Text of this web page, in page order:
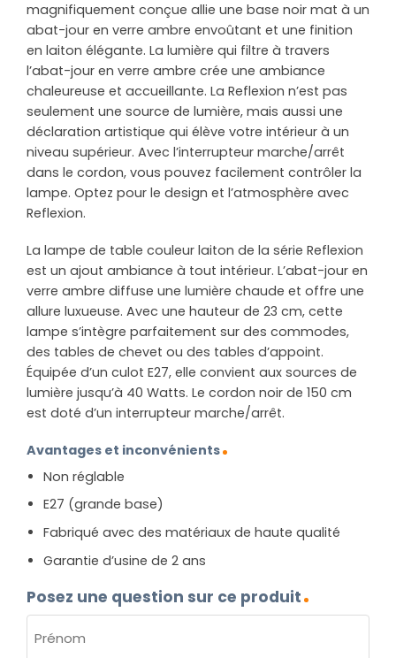
magnifiquement conçue allie une base noir mat à un
abat-jour en verre ambre envoûtant et une finition
en laiton élégante. La lumière qui filtre à travers
l’abat-jour en verre ambre crée une ambiance
chaleureuse et accueillante. La Reflexion n’est pas
seulement une source de lumière, mais aussi une
déclaration artistique qui élève votre intérieur à un
niveau supérieur. Avec l’interrupteur marche/arrêt
dans le cordon, vous pouvez facilement contrôler la
lampe. Optez pour le design et l’atmosphère avec
Reflexion.
La lampe de table couleur laiton de la série Reflexion
est un ajout ambiance à tout intérieur. L’abat-jour en
verre ambre diffuse une lumière chaude et offre une
allure luxueuse. Avec une hauteur de 23 cm, cette
lampe s’intègre parfaitement sur des commodes,
des tables de chevet ou des tables d’appoint.
Équipée d’un culot E27, elle convient aux sources de
lumière jusqu’à 40 Watts. Le cordon noir de 150 cm
est doté d’un interrupteur marche/arrêt.
Avantages et inconvénients
Non réglable
E27 (grande base)
Fabriqué avec des matériaux de haute qualité
Garantie d’usine de 2 ans
Posez une question sur ce produit
(NÉCESSAIRE)